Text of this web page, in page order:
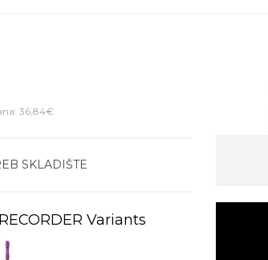
36,84€
SKLADIŠTE
Variants